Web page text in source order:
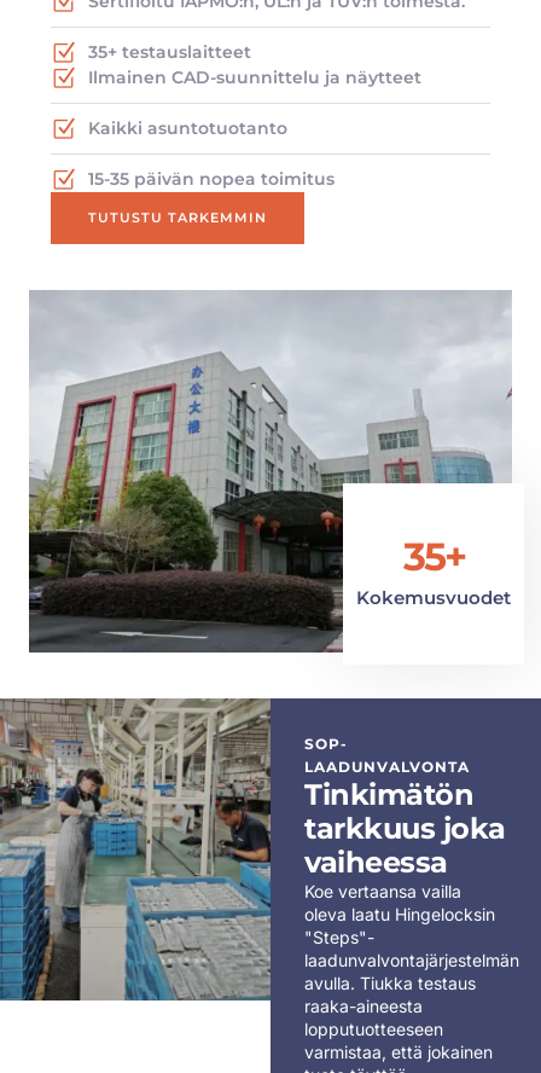
35+ testauslaitteet
Ilmainen CAD-suunnittelu ja näytteet
Kaikki asuntotuotanto
15-35 päivän nopea toimitus
TUTUSTU TARKEMMIN
35+
Kokemusvuodet
SOP-
LAADUNVALVONTA
Tinkimätön
tarkkuus joka
vaiheessa
Koe vertaansa vailla
oleva laatu Hingelocksin
"Steps"-
laadunvalvontajärjestelmän
avulla. Tiukka testaus
raaka-aineesta
lopputuotteeseen
varmistaa, että jokainen